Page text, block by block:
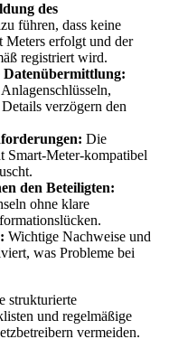
des
führen, dass keine
Meters erfolgt und der
registriert wird.
Datenübermittlung:
verzögern den
Die
Smart-Meter-kompatibel
den Beteiligten:
ohne klare
Wichtige Nachweise und
was Probleme bei
strukturierte
und regelmäßige
vermeiden.